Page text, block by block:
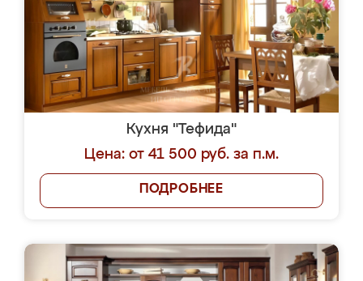
Кухня "Тефида"
Цена: от 41 500 руб. за п.м.
ПОДРОБНЕЕ